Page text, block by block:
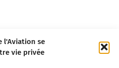
l'Aviation se
vie privée